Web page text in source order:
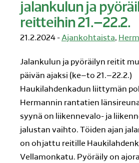
jalankulun ja
reitteihin 21.–22.2.
21.2.2024 -Ajankohtaista,
Jalankulun ja pyöräilyn reitit
päivän ajaksi (ke–to 21.–22.2.)
Haukilahdenkadun liittymän
Hermannin rantatien
syynä on liikennevalo- ja
jalustan vaihto. Töiden ajan
on ohjattu reitille
Vellamonkatu. Pyöräily on